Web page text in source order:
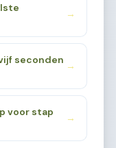
→
seconden
→
voor stap
→